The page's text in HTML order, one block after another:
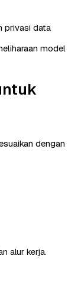
privasi data
model
dengan
alur kerja.